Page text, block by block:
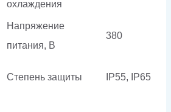
охлаждения
Напряжение
питания, В
380
Степень защиты IP55, IP65